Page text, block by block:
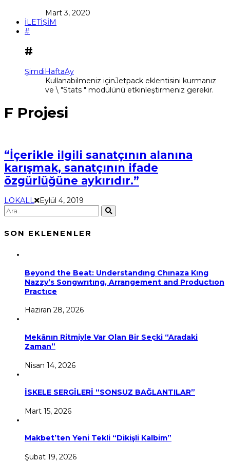
Mart 3, 2020
İLETİŞİM
#
#
ŞimdiHaftaAy
Kullanabilmeniz içinJetpack eklentisini kurmanız
ve \ "Stats " modülünü etkinleştirmeniz gerekir.
F Projesi
“İçerikle ilgili sanatçının alanına
karışmak, sanatçının ifade
özgürlüğüne aykırıdır.”
LOKALL Eylül 4, 2019
SON EKLENENLER
Beyond the Beat: Understandıng Chınaza Kıng
Nazzy’s Songwrıtıng, Arrangement and Productıon
Practıce
Haziran 28, 2026
Mekânın Ritmiyle Var Olan Bir Seçki “Aradaki
Zaman”
Nisan 14, 2026
İSKELE SERGİLERİ “SONSUZ BAĞLANTILAR”
Mart 15, 2026
Makbet’ten Yeni Tekli “Dikişli Kalbim”
Şubat 19, 2026